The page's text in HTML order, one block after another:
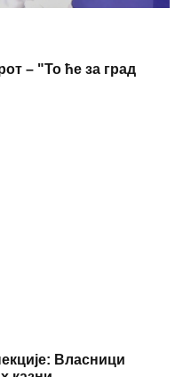
– "То ће за град
Власници